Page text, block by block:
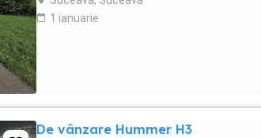
1 ianuarie
De vânzare Hummer H3